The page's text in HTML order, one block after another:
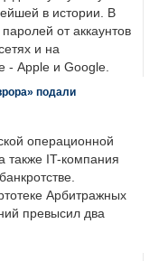
в истории. В
от аккаунтов
и на
- Apple и Google.
подали
операционной
IT-компания
Арбитражных
превысил два